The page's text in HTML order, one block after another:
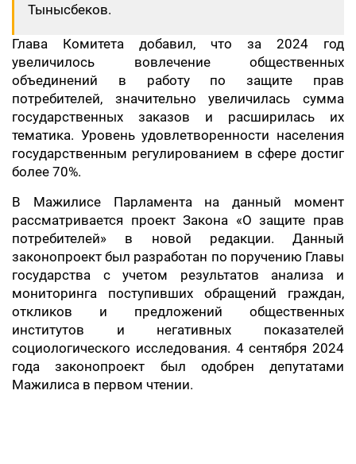
Тынысбеков.
Глава Комитета добавил, что за 2024 год
увеличилось вовлечение общественных
объединений в работу по защите прав
потребителей, значительно увеличилась сумма
государственных заказов и расширилась их
тематика. Уровень удовлетворенности населения
государственным регулированием в сфере достиг
более 70%.
В Мажилисе Парламента на данный момент
рассматривается проект Закона «О защите прав
потребителей» в новой редакции. Данный
законопроект был разработан по поручению Главы
государства с учетом результатов анализа и
мониторинга поступивших обращений граждан,
откликов и предложений общественных
институтов и негативных показателей
социологического исследования. 4 сентября 2024
года законопроект был одобрен депутатами
Мажилиса в первом чтении.